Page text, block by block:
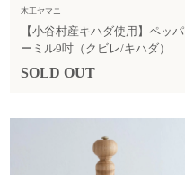
木工ヤマニ
【小谷村産キハダ使用】ペッパ
ーミル9吋（クビレ/キハダ）
SOLD OUT